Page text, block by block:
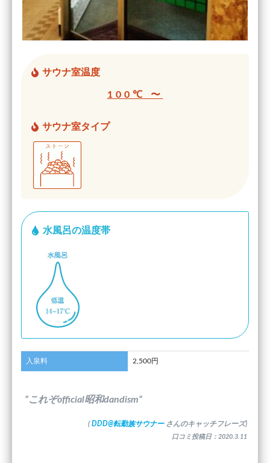
サウナ室温度
100℃ 〜
サウナ室タイプ
水風呂の温度帯
入泉料 2,500円
”これぞofficial昭和dandism”
( DDD@転勤族サウナー さんのキャッチフレーズ)
口コミ投稿日：2020.3.11